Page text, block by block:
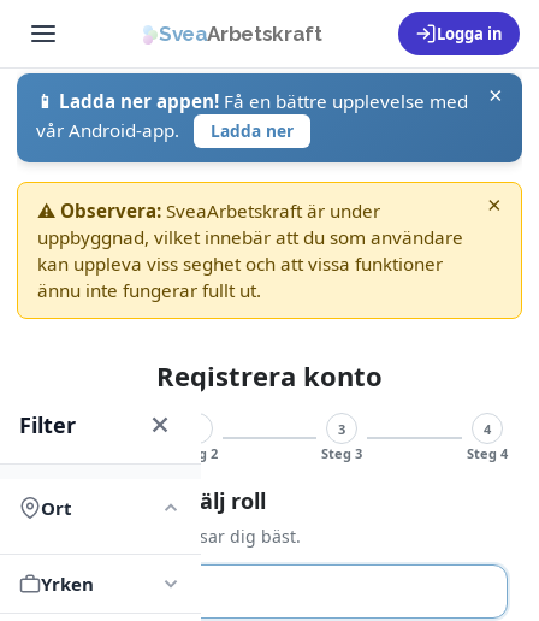
SveaArbetskraft Logga in
Filter
Ort
Yrken
📱 Ladda ner appen! Få en bättre upplevelse med
vår Android-app.
Ladda ner
×
⚠ Observera: SveaArbetskraft är under
uppbyggnad, vilket innebär att du som användare
kan uppleva viss seghet och att vissa funktioner
ännu inte fungerar fullt ut.
×
Registrera konto
1
Steg 2
3
Steg 3
4
Steg 4
Registrering – välj roll
Välj den roll som passar dig bäst.
Jag är jobbsökare